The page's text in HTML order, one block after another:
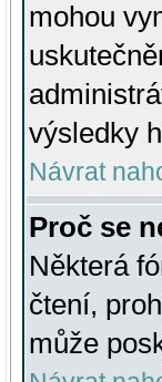
mohou
výsledky
Návrat
Proč se
Některá
čtení,
může